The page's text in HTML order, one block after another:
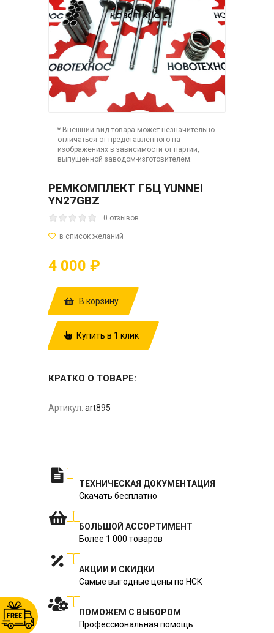
* Внешний вид товара может незначительно
отличаться от представленного на
изображениях в зависимости от партии,
выпущенной заводом-изготовителем.
РЕМКОМПЛЕКТ ГБЦ YUNNEI
YN27GBZ
0 отзывов
4 000 ₽
В корзину
Купить в 1 клик
КРАТКО О ТОВАРЕ:
Артикул: art895
ТЕХНИЧЕСКАЯ ДОКУМЕНТАЦИЯ
Скачать бесплатно
БОЛЬШОЙ АССОРТИМЕНТ
Более 1 000 товаров
АКЦИИ И СКИДКИ
Самые выгодные цены по НСК
ПОМОЖЕМ С ВЫБОРОМ
Профессиональная помощь